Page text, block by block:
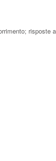
risposte